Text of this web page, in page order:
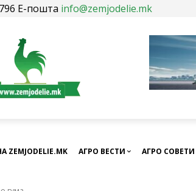
Е-пошта info@zemjodelie.mk
АГРО ВЕСТИ АГРО СОВЕТИ